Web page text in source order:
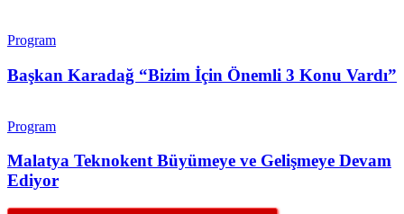
Program
Başkan Karadağ “Bizim İçin Önemli 3 Konu Vardı”
Program
Malatya Teknokent Büyümeye ve Gelişmeye Devam
Ediyor